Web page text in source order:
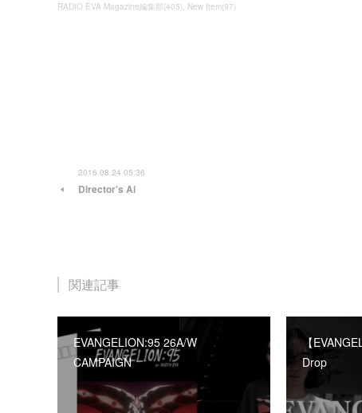
RADIO EVA Magazine編集部(405) New Item(97)
2016.08.24 05:36
Director's Ai
関連記事
EVANGELION:95 26A/W
CAMPAIGN
【
Drop